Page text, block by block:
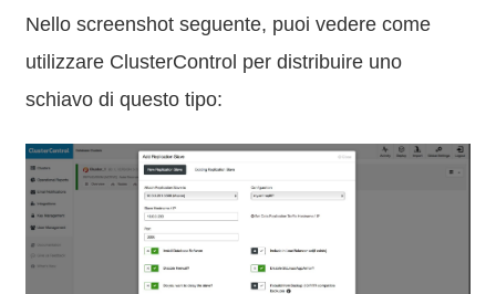
Nello screenshot seguente, puoi vedere come
utilizzare ClusterControl per distribuire uno
schiavo di questo tipo: